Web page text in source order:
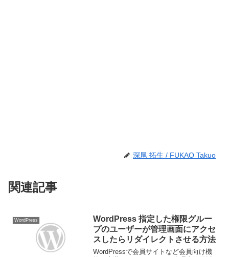
深尾 拓生 / FUKAO Takuo
関連記事
WordPress
WordPress 指定した権限グルー
プのユーザーが管理画面にアクセ
スしたらリダイレクトさせる方法
WordPressで会員サイトなど会員向け機